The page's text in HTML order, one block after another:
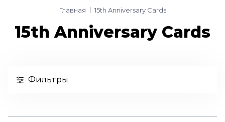
Главная 15th Anniversary Cards
15th Anniversary Cards
Фильтры